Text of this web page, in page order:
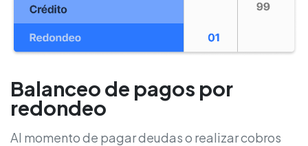
Balanceo de pagos por
redondeo
Al momento de pagar deudas o realizar cobros